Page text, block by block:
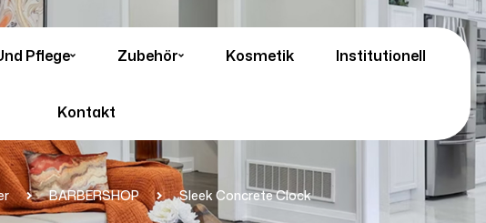
Pflege Zubehör Kosmetik Institutionell
Kontakt
BARBERSHOP Sleek Concrete Clock